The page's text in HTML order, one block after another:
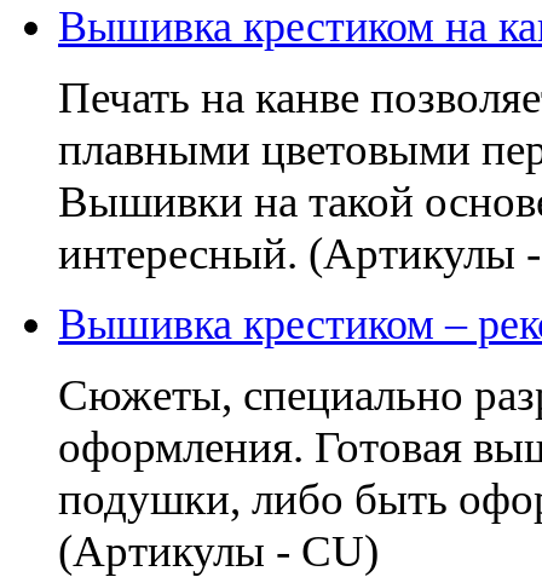
Вышивка крестиком на
Печать на канве
плавными цветовыми
Вышивки на такой
интересный. (Артикулы
Вышивка крестиком –
Сюжеты, специально
оформления. Готовая
подушки, либо быть
(Артикулы - CU)